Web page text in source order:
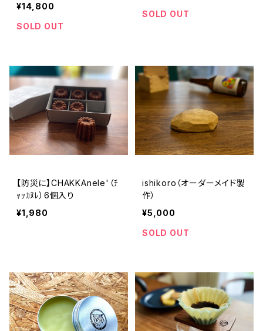
¥14,800
SOLD OUT
SOLD OUT
【防災に】CHAKKAnele'（ﾁ
ｬｯｶﾇﾚ）6個入り
¥1,980
ishikoro（オーダーメイド製
作）
¥5,000
SOLD OUT